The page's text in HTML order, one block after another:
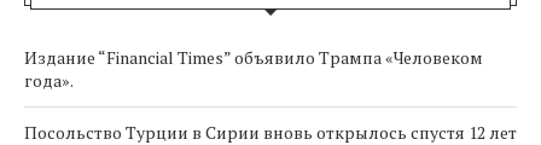
Издание “Financial Times” объявило Трампа «Человеком
года».
Посольство Турции в Сирии вновь открылось спустя 12 лет